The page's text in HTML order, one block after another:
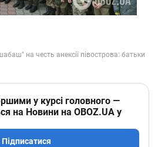
у курсі головного —
на Новини на OBOZ.UA у
Підписатися